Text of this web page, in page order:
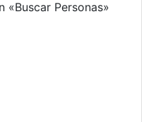
«Buscar Personas»